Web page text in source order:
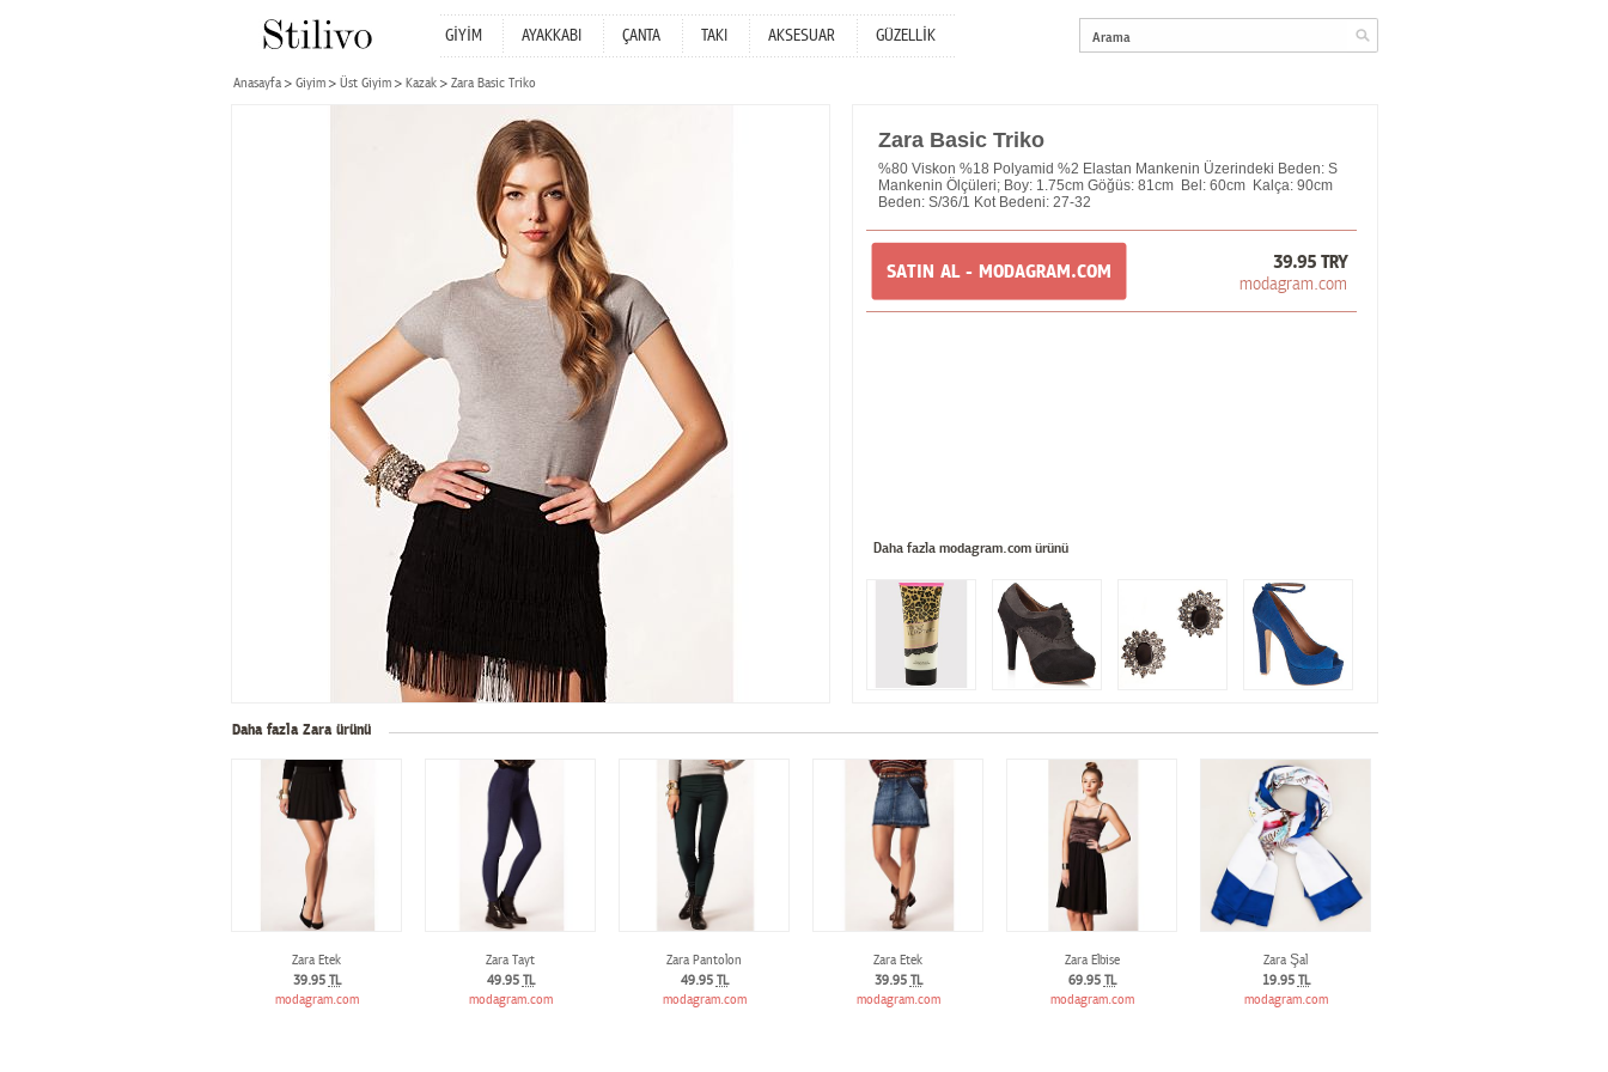
GİYİM AYAKKABI ÇANTA TAKI AKSESUAR GÜZELLİK
Anasayfa Giyim Üst Giyim Kazak Zara Basic Triko
Zara Basic Triko
%80 Viskon %18 Polyamid %2 Elastan Mankenin Üzerindeki Beden: S
Mankenin Ölçüleri; Boy: 1.75cm Göğüs: 81cm Bel: 60cm Kalça: 90cm
Beden: S/36/1 Kot Bedeni: 27-32
SATIN AL - MODAGRAM.COM 39.95 TRY
modagram.com
Daha fazla modagram.com ürünü
Daha fazla Zara ürünü
Zara Etek
39.95 TL
modagram.com
Zara Tayt
49.95 TL
modagram.com
Zara Pantolon
49.95 TL
modagram.com
Zara Etek
39.95 TL
modagram.com
Zara Elbise
69.95 TL
modagram.com
Zara Şal
19.95 TL
modagram.com